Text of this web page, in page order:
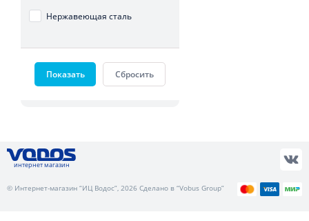
Нержавеющая сталь
Показать Сбросить
интернет магазин
© Интернет-магазин “ИЦ Водос”, 2026 Сделано в “Vobus Group”